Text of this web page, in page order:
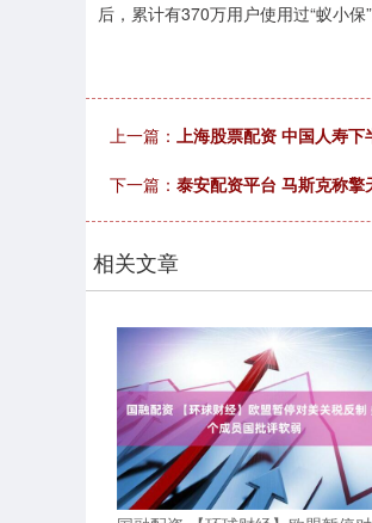
后，累计有370万用户使用过“蚁小保”
上一篇： 上海股票配资 中国人寿
下一篇： 泰安配资平台 马斯克称
相关文章